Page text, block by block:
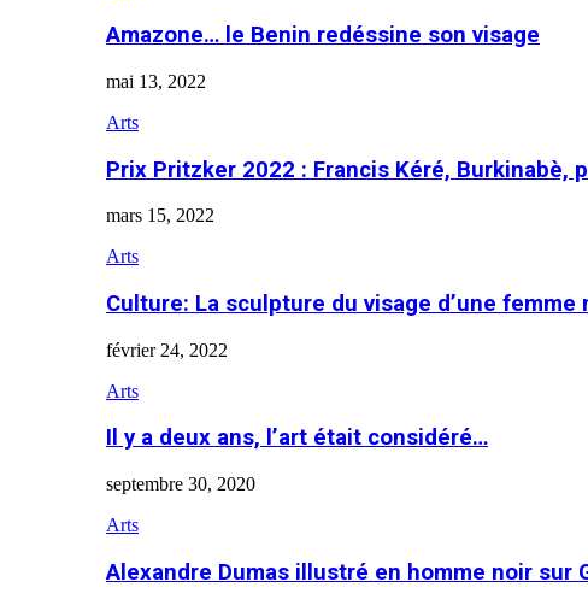
Amazone… le Benin redéssine son visage
mai 13, 2022
Arts
Prix Pritzker 2022 : Francis Kéré, Burkinabè,
mars 15, 2022
Arts
Culture: La sculpture du visage d’une femme
février 24, 2022
Arts
Il y a deux ans, l’art était considéré…
septembre 30, 2020
Arts
Alexandre Dumas illustré en homme noir sur